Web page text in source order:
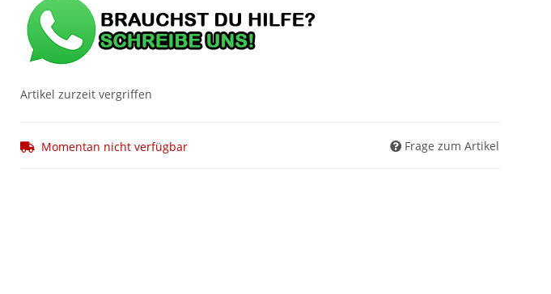
Artikel zurzeit vergriffen
Momentan nicht verfügbar Frage zum Artikel